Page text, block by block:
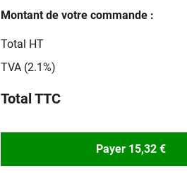
Montant de votre commande :
Total HT
TVA (2.1%)
Total TTC
Payer 15,32 €